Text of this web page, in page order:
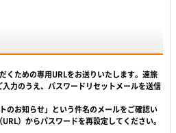
くための専用URLをお送りいたします。速旅
力のうえ、パスワードリセットメールを送信
のお知らせ」という件名のメールをご確認い
）からパスワードを再設定してください。